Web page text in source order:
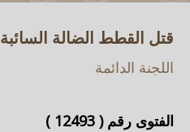
قتل القطط الضالة السائبة
اللجنة الدائمة
الفتوى رقم ( 12493
)